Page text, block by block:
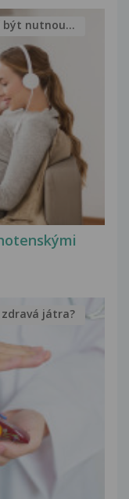
být nutnou...
zdravá játra?